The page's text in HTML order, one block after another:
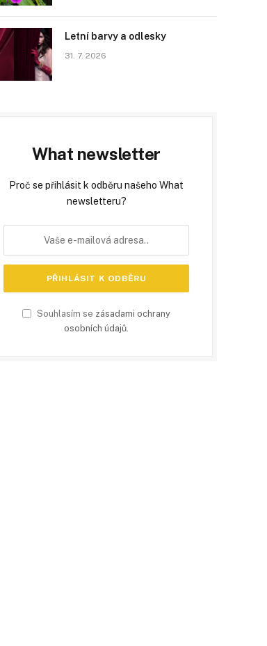
Letní barvy a odlesky
31. 7. 2026
What newsletter
Proč se přihlásit k odběru našeho What
newsletteru?
Souhlasím se zásadami ochrany
osobních údajů